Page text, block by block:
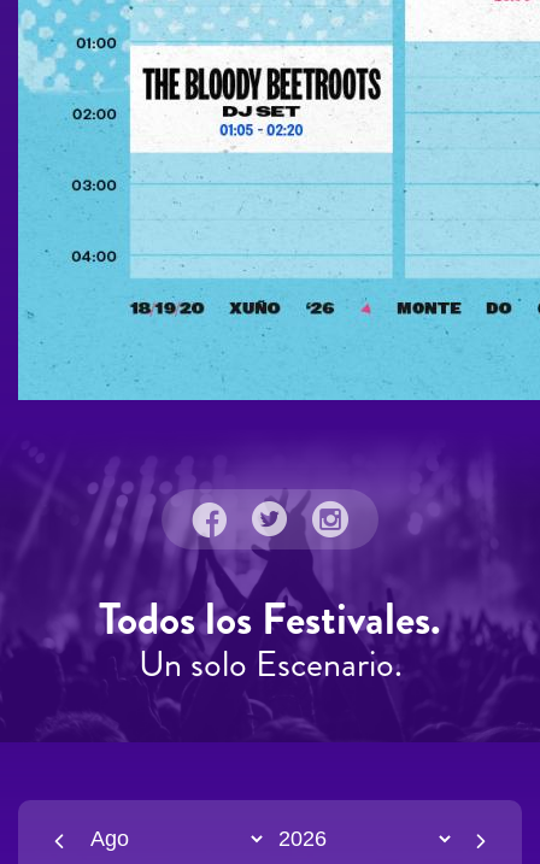
Todos los Festivales.
Un solo Escenario.